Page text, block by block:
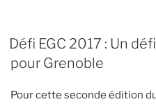
Défi EGC 2017 : Un
pour Grenoble
Pour cette seconde édition